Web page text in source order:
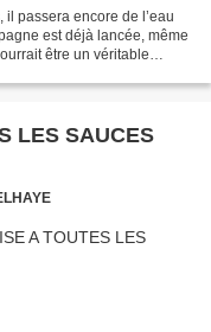
il passera encore de l’eau
est déjà lancée, même
être un véritable
LES SAUCES